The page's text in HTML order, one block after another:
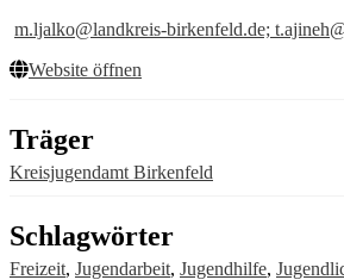
m.ljalko@landkreis-birkenfeld.de;
Website öffnen
Träger
Kreisjugendamt Birkenfeld
Schlagwörter
Freizeit, Jugendarbeit, Jugendhilfe,